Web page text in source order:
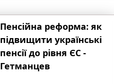
Пенсійна реформа: як
підвищити українські
пенсії до рівня ЄС -
Гетманцев